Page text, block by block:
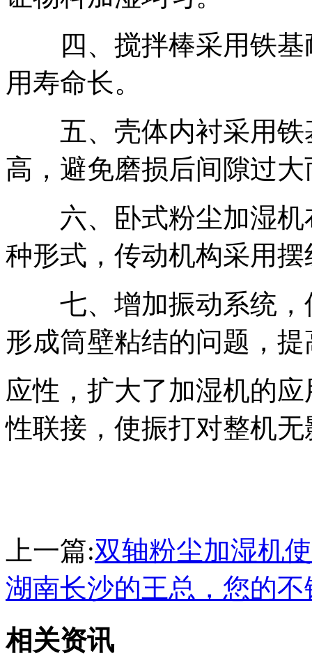
四、搅拌棒采用铁基
用寿命长。
五、壳体内衬采用铁
高，避免磨损后间隙过
六、卧式粉尘加湿机
种形式，传动机构采用
七、增加振动系统，
形成筒壁粘结的问题，
应性，扩大了加湿机的
性联接，使振打对整机无
上一篇:双轴粉尘加湿机
湖南长沙的王总，您的
相关资讯